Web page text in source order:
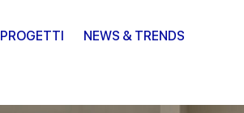
PROGETTI NEWS & TRENDS